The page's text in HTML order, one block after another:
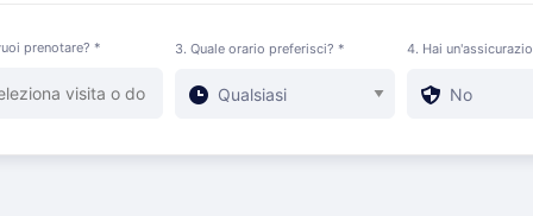
prenotare? * 3. Quale orario preferisci? * 4. Hai